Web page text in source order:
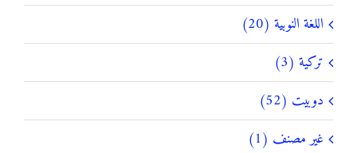
اللغة النوبية (20)
تركية (3)
دوبيت (52)
غير مصنف (1)